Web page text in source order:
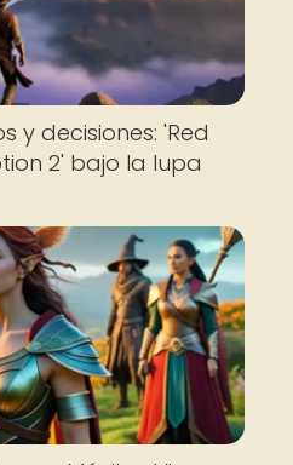
y decisiones: 'Red
2' bajo la lupa